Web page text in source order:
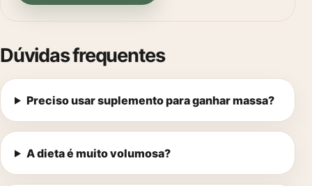
Dúvidas frequentes
Preciso usar suplemento para ganhar massa?
A dieta é muito volumosa?